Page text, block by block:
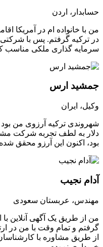
حسابدار، اردن
من با خانواده ام در
در ترکیه گرفتم. پس با
سرمایه گذاری ملکی مناسب
جمشید ارس
وکیل، ایران
دلار به لطف تجربه شرکت
بود، اکنون این آرزو محقق
آدام نجیب
مهندس، عربستان سعودی
من از طریق یک آگهی آنلاین
گرفتم و تمام وقت با من در
از طریق مشاوره با